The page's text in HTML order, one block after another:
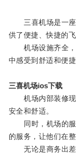
三喜机场是一座
供了便捷、快捷的飞
机场设施齐全，
中感受到舒适和便捷
三喜机场ios下载
机场内部装修现
安全和舒适。
同时，机场的服
的服务，让他们在
无论是商务出差